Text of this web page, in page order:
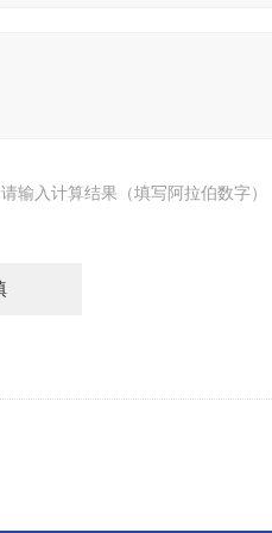
请输入计算结果（填写阿拉伯数字